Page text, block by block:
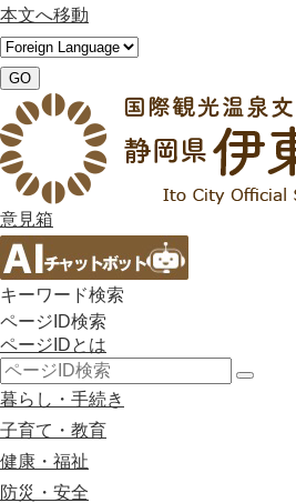
本文へ移動
GO
意見箱
キーワード検索
ページID検索
ページIDとは
暮らし・手続き
子育て・教育
健康・福祉
防災・安全